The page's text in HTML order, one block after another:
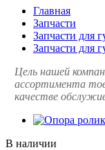
Главная
Запчасти
Запчасти для
Запчасти для
Цель нашей
ассортимента
качестве
В наличии